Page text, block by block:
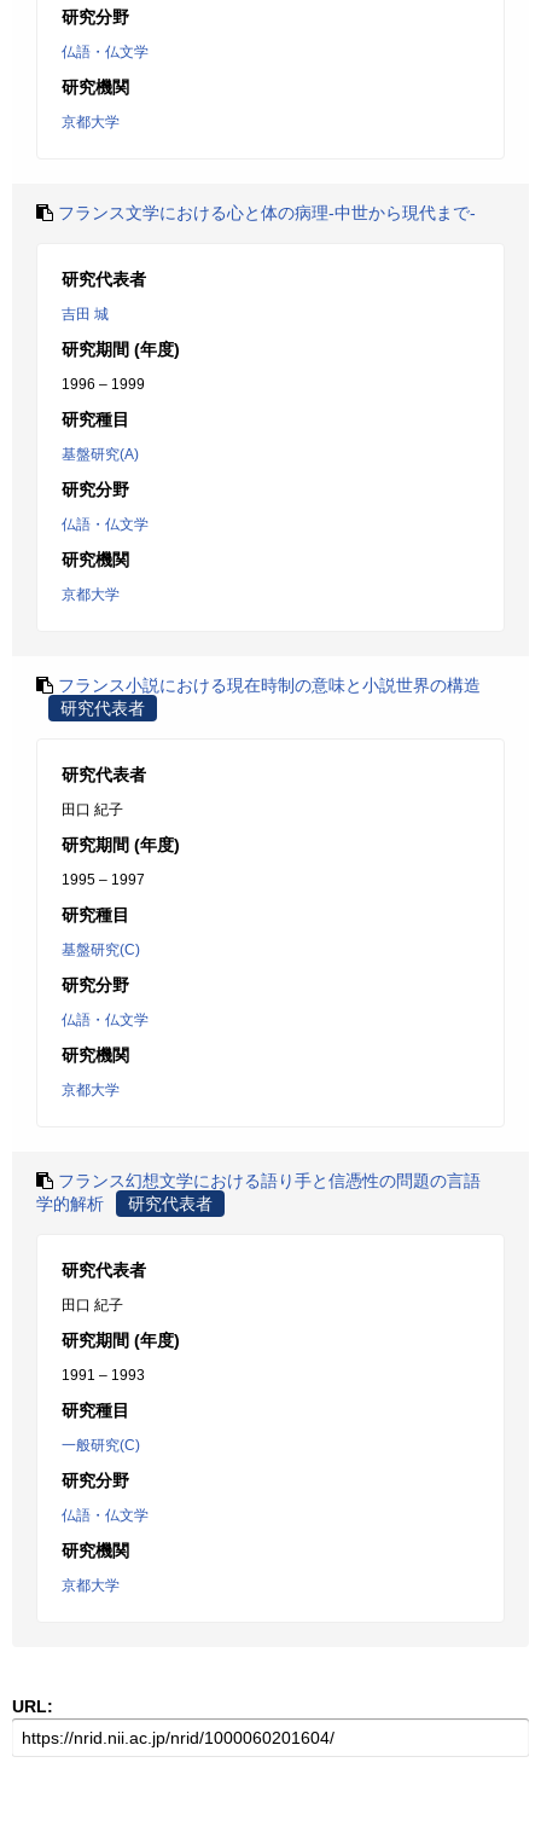
研究分野
仏語・仏文学
研究機関
京都大学
フランス文学における心と体の病理-中世から現代まで-
研究代表者
吉田 城
研究期間 (年度)
1996 – 1999
研究種目
基盤研究(A)
研究分野
仏語・仏文学
研究機関
京都大学
フランス小説における現在時制の意味と小説世界の構造
研究代表者
研究代表者
田口 紀子
研究期間 (年度)
1995 – 1997
研究種目
基盤研究(C)
研究分野
仏語・仏文学
研究機関
京都大学
フランス幻想文学における語り手と信憑性の問題の言語
学的解析
研究代表者
研究代表者
田口 紀子
研究期間 (年度)
1991 – 1993
研究種目
一般研究(C)
研究分野
仏語・仏文学
研究機関
京都大学
URL: